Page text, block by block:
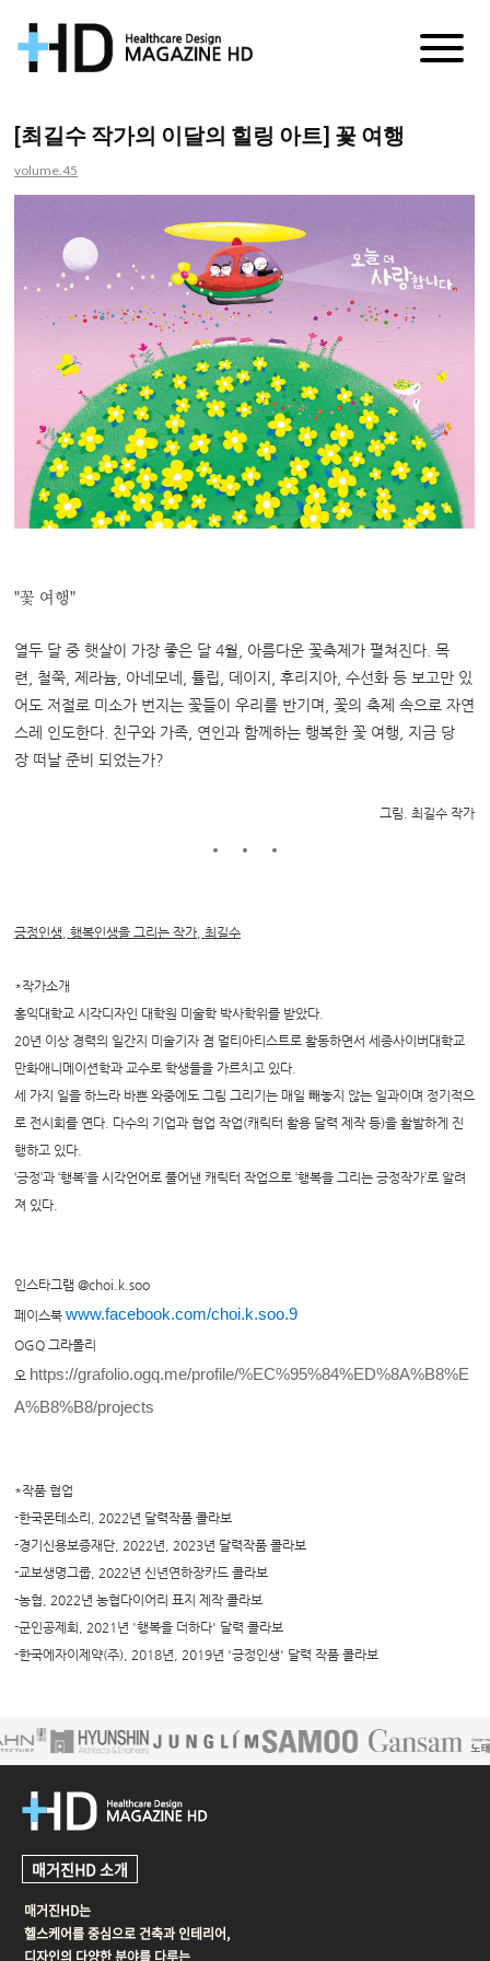
거
[최길수 작가의 이달의 힐링 아트] 꽃 여행
volume.45
"꽃 여행"
열두 달 중 햇살이 가장 좋은 달 4월, 아름다운 꽃축제가 펼쳐진다. 목
련, 철쭉, 제라늄, 아네모네, 튤립, 데이지, 후리지아, 수선화 등 보고만 있
어도 저절로 미소가 번지는 꽃들이 우리를 반기며, 꽃의 축제 속으로 자연
스레 인도한다. 친구와 가족, 연인과 함께하는 행복한 꽃 여행, 지금 당
장 떠날 준비 되었는가?
그림. 최길수 작가
긍정인생 행복인생을 그리는 작가 최길수
*작가소개
홍익대학교 시각디자인 대학원 미술학 박사학위를 받았다.
20년 이상 경력의 일간지 미술기자 겸 멀티아티스트로 활동하면서 세종사이버대학교
만화애니메이션학과 교수로 학생들을 가르치고 있다.
세 가지 일을 하느라 바쁜 와중에도 그림 그리기는 매일 빼놓지 않는 일과이며 정기적으
로 전시회를 연다. 다수의 기업과 협업 작업(캐릭터 활용 달력 제작 등)을 활발하게 진
행하고 있다.
‘긍정’과 ‘행복’을 시각언어로 풀어낸 캐릭터 작업으로 ‘행복을 그리는 긍정작가’로 알려
져 있다.
인스타그램 @choi.k.soo
페이스북 www.facebook.com/choi.k.soo.9
OGQ 그라폴리
오 https://grafolio.ogq.me/profile/%EC%95%84%ED%8A%B8%E
A%B8%B8/projects
*작품 협업
-한국몬테소리, 2022년 달력작품 콜라보
-경기신용보증재단, 2022년, 2023년 달력작품 콜라보
-교보생명그룹, 2022년 신년연하장카드 콜라보
-농협, 2022년 농협다이어리 표지 제작 콜라보
-군인공제회, 2021년 '행복을 더하다' 달력 콜라보
-한국에자이제약(주), 2018년, 2019년 '긍정인생' 달력 작품 콜라보
매거진HD 소개
매거진HD는
헬스케어를 중심으로 건축과 인테리어,
디자인의 다양한 분야를 다루는